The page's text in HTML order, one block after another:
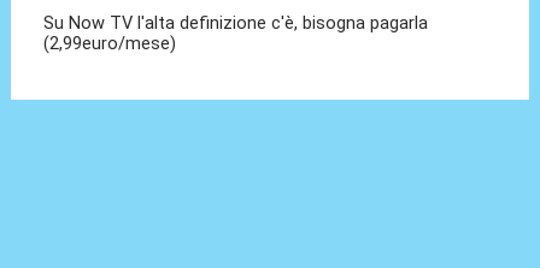
Su Now TV l'alta definizione c'è, bisogna pagarla
(2,99euro/mese)